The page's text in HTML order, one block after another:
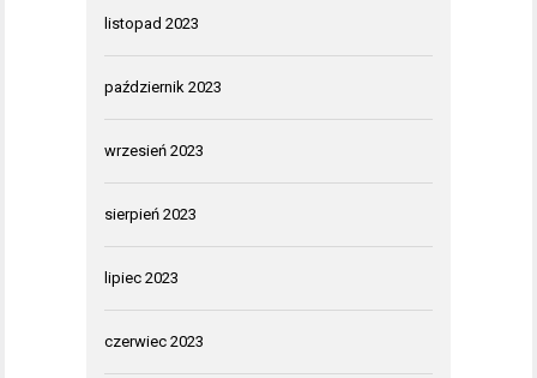
listopad 2023
październik 2023
wrzesień 2023
sierpień 2023
lipiec 2023
czerwiec 2023